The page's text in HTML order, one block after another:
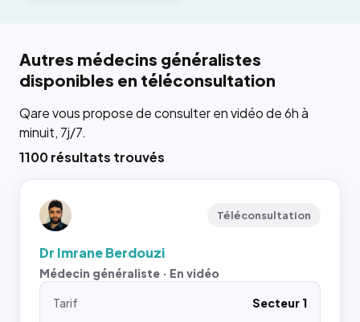
Autres médecins généralistes
disponibles en téléconsultation
Qare vous propose de consulter en vidéo de 6h à
minuit, 7j/7.
1100 résultats trouvés
Téléconsultation
Dr Imrane Berdouzi
Médecin généraliste · En vidéo
Tarif
Secteur 1